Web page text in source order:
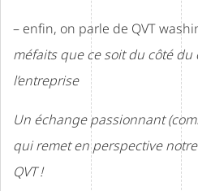
– enfin, on parle de QVT
méfaits que ce soit du côté
l’entreprise
Un échange passionnant
qui remet en perspective
QVT !